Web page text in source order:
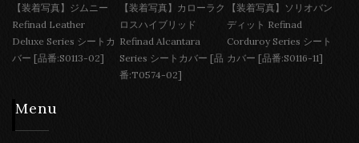
【装着写真】ジムニー
Refinad Leather
Deluxe Series シートカ
バー [品番:S0113-02]
【装着写真】カローラク
ロスハイブリッド
Refinad Alcantara
Series シートカバー [品
番:T0574-02]
【装着写真】ソリオバン
ディット Refinad
Corduroy Series シート
カバー [品番:S0116-11]
Menu